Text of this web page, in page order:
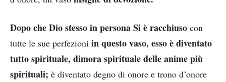
Dopo che Dio stesso in persona Si è racchiuso con
tutte le sue perfezioni in questo vaso, esso è diventato
tutto spirituale, dimora spirituale delle anime più
spirituali; è diventato degno di onore e trono d’onore